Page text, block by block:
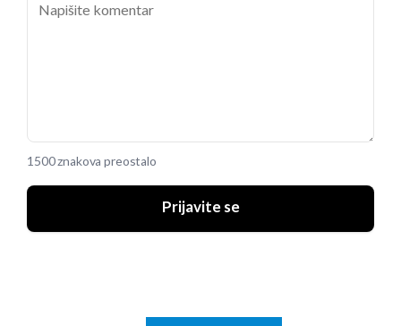
1500 znakova preostalo
Prijavite se